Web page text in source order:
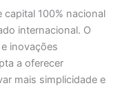
capital 100% nacional
internacional. O
inovações
a oferecer
mais simplicidade e